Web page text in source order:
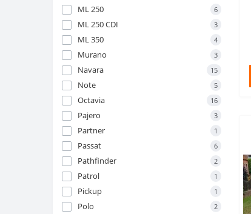
ML 250 6
ML 250 CDI 3
ML 350 4
Murano 3
Navara 15
Note 5
Octavia 16
Pajero 3
Partner 1
Passat 6
Pathfinder 2
Patrol 1
Pickup 1
Polo 2